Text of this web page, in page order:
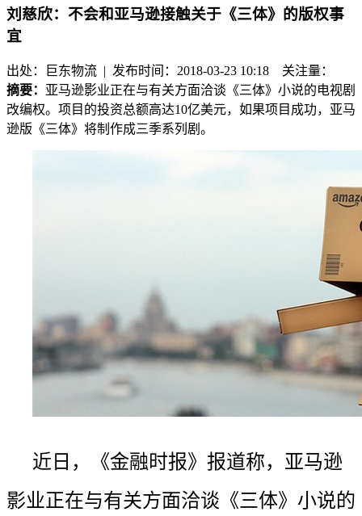
刘慈欣：不会和亚马逊接触关于《三体》的版权事
宜
出处：巨东物流 | 发布时间：2018-03-23 10:18 关注量：
摘要： 亚马逊影业正在与有关方面洽谈《三体》小说的电视剧
改编权。项目的投资总额高达10亿美元，如果项目成功，亚马
逊版《三体》将制作成三季系列剧。
近日，《金融时报》报道称，亚马逊
影业正在与有关方面洽谈《三体》小说的